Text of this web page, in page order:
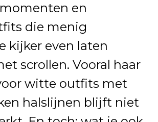
en
die menig
kijker even laten
scrollen. Vooral haar
witte outfits met
halslijnen blijft niet